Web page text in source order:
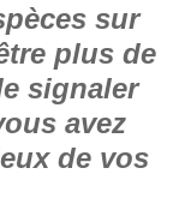
sur
plus de
signaler
avez
de vos